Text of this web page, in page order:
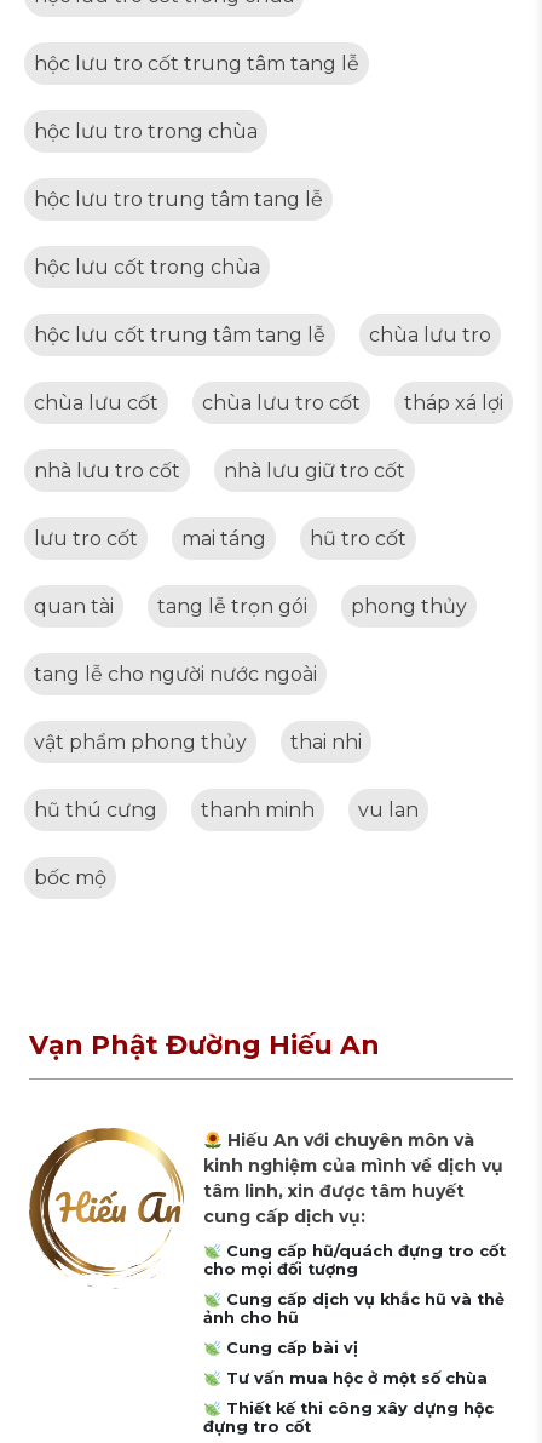
hộc lưu tro cốt trung tâm tang lễ
hộc lưu tro trong chùa
hộc lưu tro trung tâm tang lễ
hộc lưu cốt trong chùa
hộc lưu cốt trung tâm tang lễ chùa lưu tro
chùa lưu cốt chùa lưu tro cốt tháp xá lợi
nhà lưu tro cốt nhà lưu giữ tro cốt
lưu tro cốt mai táng hũ tro cốt
quan tài tang lễ trọn gói phong thủy
tang lễ cho người nước ngoài
vật phẩm phong thủy thai nhi
hũ thú cưng thanh minh vu lan
bốc mộ
Vạn Phật Đường Hiếu An
Hiếu An với chuyên môn và
kinh nghiệm của mình về dịch vụ
tâm linh, xin được tâm huyết
cung cấp dịch vụ:
Cung cấp hũ/quách đựng tro cốt
cho mọi đối tượng
Cung cấp dịch vụ khắc hũ và thẻ
ảnh cho hũ
Cung cấp bài vị
Tư vấn mua hộc ở một số chùa
Thiết kế thi công xây dựng hộc
đựng tro cốt